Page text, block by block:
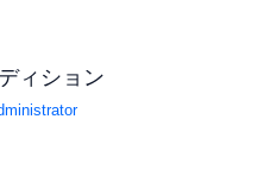
ィション